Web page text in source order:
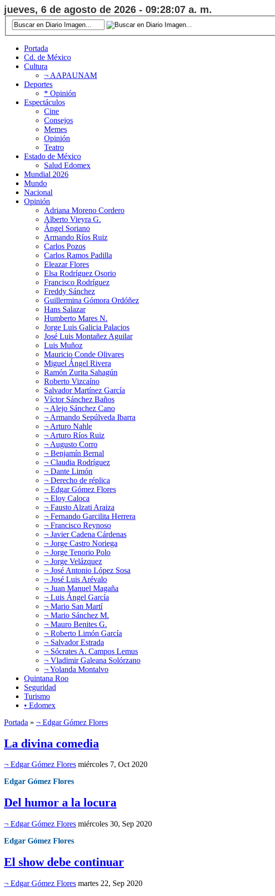
jueves, 6 de agosto de 2026 - 09:28:08 a. m.
Portada
Cd. de México
Cultura
¬ AAPAUNAM
Deportes
* Opinión
Espectáculos
Cine
Consejos
Memes
Opinión
Teatro
Estado de México
Salud Edomex
Mundial 2026
Mundo
Nacional
Opinión
Adriana Moreno Cordero
Alberto Vieyra G.
Ángel Soriano
Armando Ríos Ruiz
Carlos Pozos
Carlos Ramos Padilla
Eleazar Flores
Elsa Rodríguez Osorio
Francisco Rodríguez
Freddy Sánchez
Guillermina Gómora Ordóñez
Hans Salazar
Humberto Mares N.
Jorge Luis Galicia Palacios
José Luis Montañez Aguilar
Luis Muñoz
Mauricio Conde Olivares
Miguel Ángel Rivera
Ramón Zurita Sahagún
Roberto Vizcaíno
Salvador Martínez García
Víctor Sánchez Baños
¬ Alejo Sánchez Cano
¬ Armando Sepúlveda Ibarra
¬ Arturo Nahle
¬ Arturo Ríos Ruiz
¬ Augusto Corro
¬ Benjamín Bernal
¬ Claudia Rodríguez
¬ Dante Limón
¬ Derecho de réplica
¬ Edgar Gómez Flores
¬ Eloy Caloca
¬ Fausto Alzati Araiza
¬ Fernando Garcilita Herrera
¬ Francisco Reynoso
¬ Javier Cadena Cárdenas
¬ Jorge Castro Noriega
¬ Jorge Tenorio Polo
¬ Jorge Velázquez
¬ José Antonio López Sosa
¬ José Luis Arévalo
¬ Juan Manuel Magaña
¬ Luis Ángel García
¬ Mario San Martí
¬ Mario Sánchez M.
¬ Mauro Benites G.
¬ Roberto Limón García
¬ Salvador Estrada
¬ Sócrates A. Campos Lemus
¬ Vladimir Galeana Solórzano
¬ Yolanda Montalvo
Quintana Roo
Seguridad
Turismo
• Edomex
Portada » ¬ Edgar Gómez Flores
La divina comedia
¬ Edgar Gómez Flores miércoles 7, Oct 2020
Edgar Gómez Flores
Del humor a la locura
¬ Edgar Gómez Flores miércoles 30, Sep 2020
Edgar Gómez Flores
El show debe continuar
¬ Edgar Gómez Flores martes 22, Sep 2020